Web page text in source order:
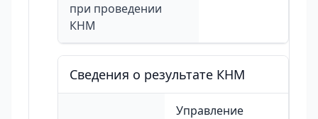
при проведении
КНМ
Сведения о результате КНМ
Управление